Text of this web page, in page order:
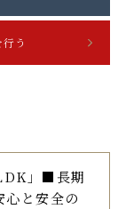
」■長期
と安全の